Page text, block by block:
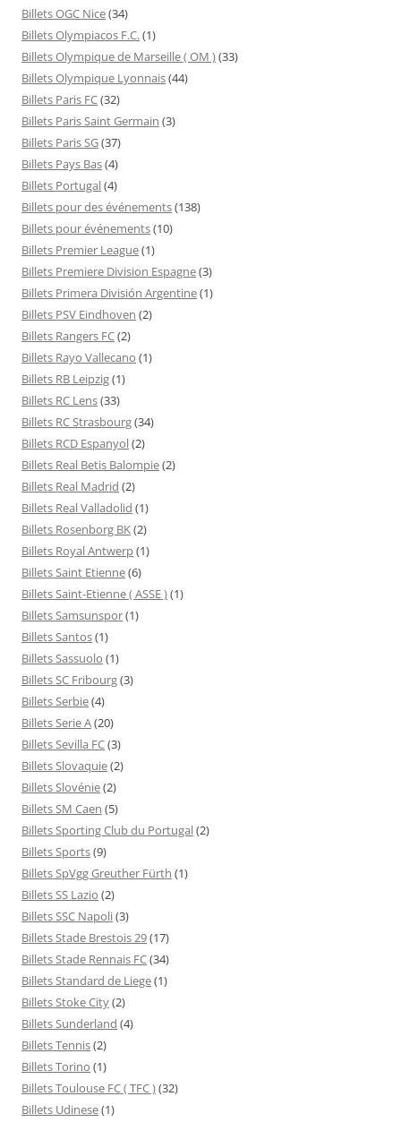
Billets OGC Nice(34)
Billets Olympiacos F.C.(1)
Billets Olympique de Marseille ( OM )(33)
Billets Olympique Lyonnais(44)
Billets Paris FC(32)
Billets Paris Saint Germain (3)
Billets Paris SG(37)
Billets Pays Bas(4)
Billets Portugal(4)
Billets pour des événements(138)
Billets pour événements(10)
Billets Premier League(1)
Billets Premiere Division Espagne(3)
Billets Primera División Argentine(1)
Billets PSV Eindhoven (2)
Billets Rangers FC(2)
Billets Rayo Vallecano (1)
Billets RB Leipzig(1)
Billets RC Lens(33)
Billets RC Strasbourg(34)
Billets RCD Espanyol(2)
Billets Real Betis Balompie(2)
Billets Real Madrid (2)
Billets Real Valladolid (1)
Billets Rosenborg BK(2)
Billets Royal Antwerp(1)
Billets Saint Etienne(6)
Billets Saint-Etienne ( ASSE )(1)
Billets Samsunspor(1)
Billets Santos(1)
Billets Sassuolo (1)
Billets SC Fribourg(3)
Billets Serbie(4)
Billets Serie A(20)
Billets Sevilla FC(3)
Billets Slovaquie(2)
Billets Slovénie(2)
Billets SM Caen (5)
Billets Sporting Club du Portugal(2)
Billets Sports(9)
Billets SpVgg Greuther Fürth (1)
Billets SS Lazio (2)
Billets SSC Napoli(3)
Billets Stade Brestois 29(17)
Billets Stade Rennais FC(34)
Billets Standard de Liege(1)
Billets Stoke City(2)
Billets Sunderland (4)
Billets Tennis(2)
Billets Torino (1)
Billets Toulouse FC ( TFC )(32)
Billets Udinese(1)